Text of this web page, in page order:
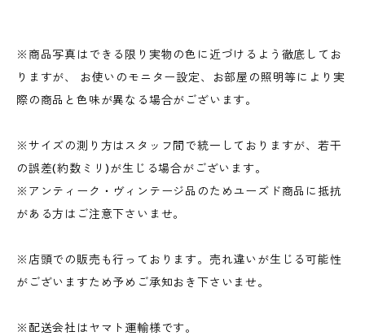
※商品写真はできる限り実物の色に近づけるよう徹底してお
りますが、 お使いのモニター設定、お部屋の照明等により実
際の商品と色味が異なる場合がございます。
※サイズの測り方はスタッフ間で統一しておりますが、若干
の誤差(約数ミリ)が生じる場合がございます。
※アンティーク・ヴィンテージ品のためユーズド商品に抵抗
がある方はご注意下さいませ。
※店頭での販売も行っております。売れ違いが生じる可能性
がございますため予めご承知おき下さいませ。
※配送会社はヤマト運輸様です。